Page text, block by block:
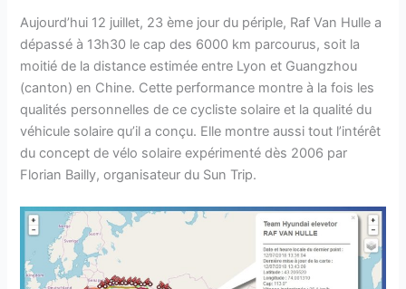
Aujourd’hui 12 juillet, 23 ème jour du périple, Raf Van Hulle a
dépassé à 13h30 le cap des 6000 km parcourus, soit la
moitié de la distance estimée entre Lyon et Guangzhou
(canton) en Chine. Cette performance montre à la fois les
qualités personnelles de ce cycliste solaire et la qualité du
véhicule solaire qu’il a conçu. Elle montre aussi tout l’intérêt
du concept de vélo solaire expérimenté dès 2006 par
Florian Bailly, organisateur du Sun Trip.